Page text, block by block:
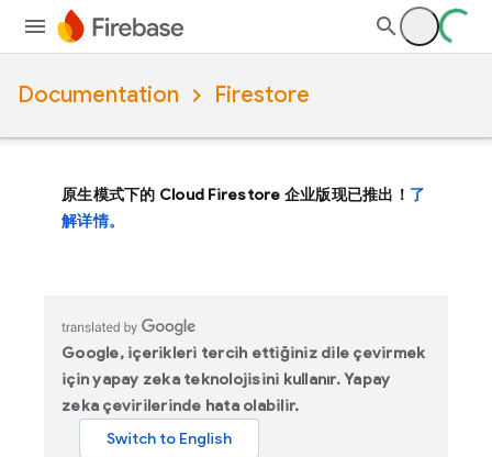
Documentation Firestore
原生模式下的 Cloud Firestore 企业版现已推出！ 了
解详情。
Google, içerikleri tercih ettiğiniz dile çevirmek
için yapay zeka teknolojisini kullanır. Yapay
zeka çevirilerinde hata olabilir.